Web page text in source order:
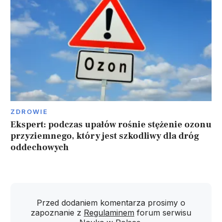
ZDROWIE
Ekspert: podczas upałów rośnie stężenie ozonu
przyziemnego, który jest szkodliwy dla dróg
oddechowych
Przed dodaniem komentarza prosimy o
zapoznanie z Regulaminem forum serwisu